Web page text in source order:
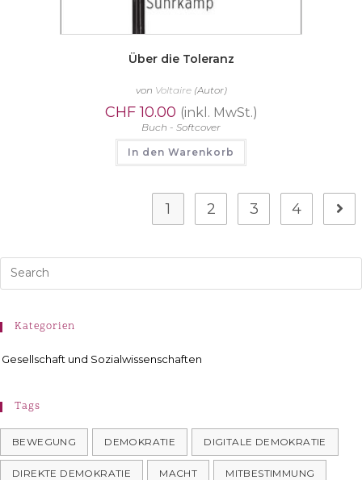
Über die Toleranz
von Voltaire(Autor)
CHF10.00 (inkl. MwSt.)
Buch - Softcover
In den Warenkorb
1 2 3 4
Kategorien
Gesellschaft und Sozialwissenschaften
Tags
BEWEGUNG DEMOKRATIE DIGITALE DEMOKRATIE
DIREKTE DEMOKRATIE MACHT MITBESTIMMUNG